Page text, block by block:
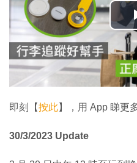
即刻【按此】，用 App 睇更
30/3/2023 Update